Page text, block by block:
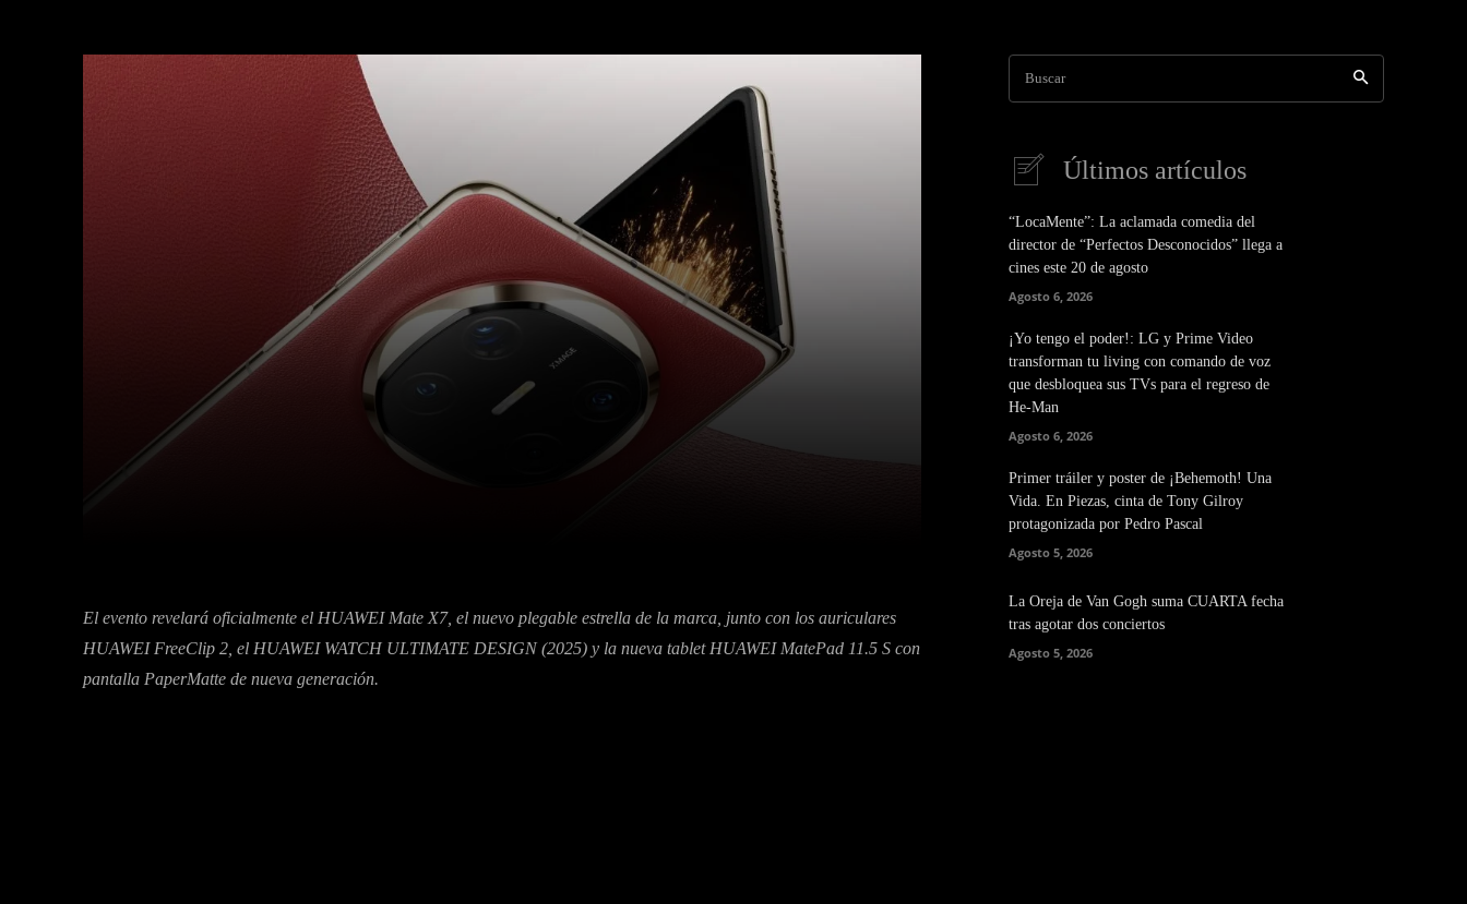
El evento revelará oficialmente el HUAWEI Mate X7, el nuevo plegable estrella de la marca, junto con los auriculares
HUAWEI FreeClip 2, el HUAWEI WATCH ULTIMATE DESIGN (2025) y la nueva tablet HUAWEI MatePad 11.5 S con
pantalla PaperMatte de nueva generación.
Buscar
Últimos artículos
“LocaMente”: La aclamada comedia del
director de “Perfectos Desconocidos” llega a
cines este 20 de agosto
Agosto 6, 2026
¡Yo tengo el poder!: LG y Prime Video
transforman tu living con comando de voz
que desbloquea sus TVs para el regreso de
He-Man
Agosto 6, 2026
Primer tráiler y poster de ¡Behemoth! Una
Vida. En Piezas, cinta de Tony Gilroy
protagonizada por Pedro Pascal
Agosto 5, 2026
La Oreja de Van Gogh suma CUARTA fecha
tras agotar dos conciertos
Agosto 5, 2026